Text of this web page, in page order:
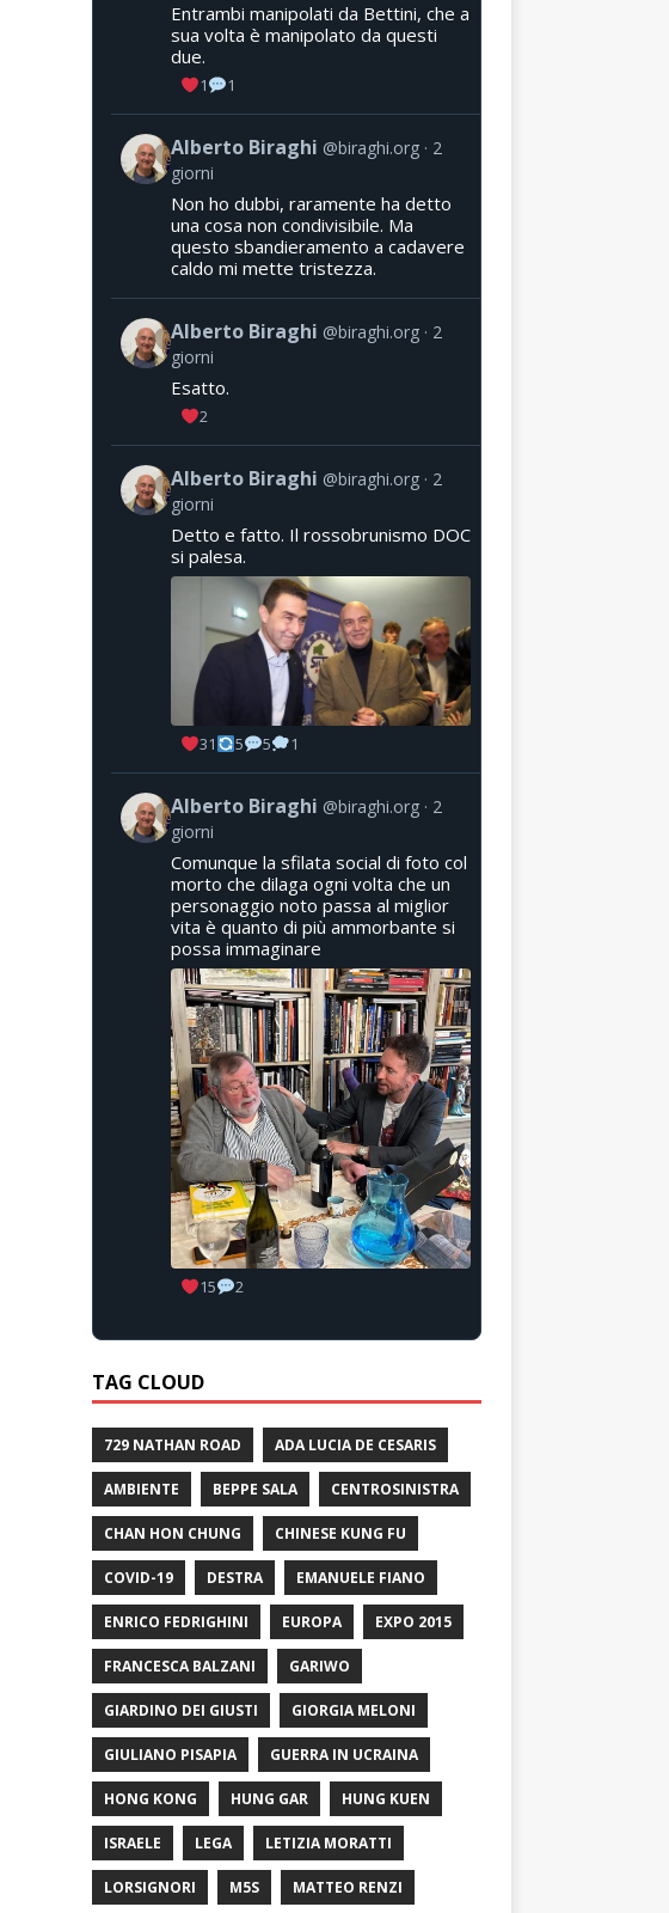
Entrambi manipolati da Bettini, che a
sua volta è manipolato da questi
due.
1 1
Alberto Biraghi @biraghi.org
2
giorni
Non ho dubbi, raramente ha detto
una cosa non condivisibile. Ma
questo sbandieramento a cadavere
caldo mi mette tristezza.
Alberto Biraghi @biraghi.org
2
giorni
Esatto.
2
Alberto Biraghi @biraghi.org
2
giorni
Detto e fatto. Il rossobrunismo DOC
si palesa.
31 5 5 1
Alberto Biraghi @biraghi.org
2
giorni
Comunque la sfilata social di foto col
morto che dilaga ogni volta che un
personaggio noto passa al miglior
vita è quanto di più ammorbante si
possa immaginare
15 2
TAG CLOUD
729 NATHAN ROAD ADA LUCIA DE CESARIS
AMBIENTE BEPPE SALA CENTROSINISTRA
CHAN HON CHUNG CHINESE KUNG FU
COVID-19 DESTRA EMANUELE FIANO
ENRICO FEDRIGHINI EUROPA EXPO 2015
FRANCESCA BALZANI GARIWO
GIARDINO DEI GIUSTI GIORGIA MELONI
GIULIANO PISAPIA GUERRA IN UCRAINA
HONG KONG HUNG GAR HUNG KUEN
ISRAELE LEGA LETIZIA MORATTI
LORSIGNORI M5S MATTEO RENZI